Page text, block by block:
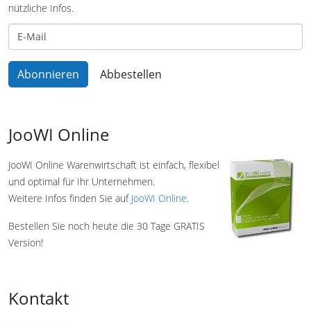
nützliche Infos.
JooWI Online
JooWI Online Warenwirtschaft ist einfach, flexibel
und optimal für Ihr Unternehmen.
Weitere Infos finden Sie auf JooWI Online.
Bestellen Sie noch heute die 30 Tage GRATIS
Version!
Kontakt